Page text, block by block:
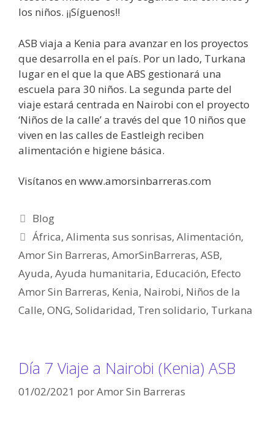
los niños. ¡¡Síguenos!!
ASB viaja a Kenia para avanzar en los proyectos
que desarrolla en el país. Por un lado, Turkana
lugar en el que la que ABS gestionará una
escuela para 30 niños. La segunda parte del
viaje estará centrada en Nairobi con el proyecto
‘Niños de la calle’ a través del que 10 niños que
viven en las calles de Eastleigh reciben
alimentación e higiene básica.
Visítanos en www.amorsinbarreras.com
Blog
África,Alimenta sus sonrisas,Alimentación,
Amor Sin Barreras, AmorSinBarreras, ASB,
Ayuda, Ayuda humanitaria, Educación, Efecto
Amor Sin Barreras, Kenia, Nairobi, Niños de la
Calle, ONG, Solidaridad, Tren solidario, Turkana
Día 7 Viaje a Nairobi (Kenia) ASB
01/02/2021 porAmor Sin Barreras